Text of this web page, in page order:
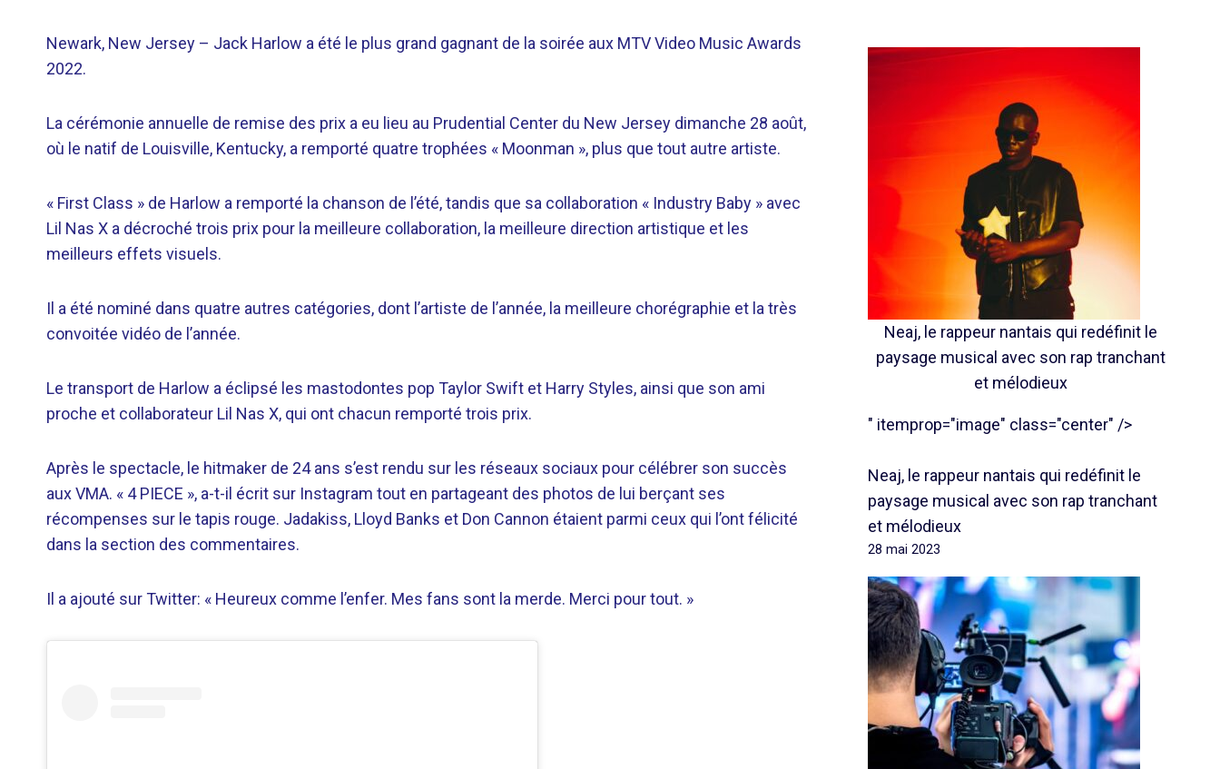
Newark, New Jersey – Jack Harlow a été le plus grand gagnant de la soirée aux MTV Video Music Awards
2022.
La cérémonie annuelle de remise des prix a eu lieu au Prudential Center du New Jersey dimanche 28 août,
où le natif de Louisville, Kentucky, a remporté quatre trophées « Moonman », plus que tout autre artiste.
« First Class » de Harlow a remporté la chanson de l’été, tandis que sa collaboration « Industry Baby » avec
Lil Nas X a décroché trois prix pour la meilleure collaboration, la meilleure direction artistique et les
meilleurs effets visuels.
Il a été nominé dans quatre autres catégories, dont l’artiste de l’année, la meilleure chorégraphie et la très
convoitée vidéo de l’année.
Le transport de Harlow a éclipsé les mastodontes pop Taylor Swift et Harry Styles, ainsi que son ami
proche et collaborateur Lil Nas X, qui ont chacun remporté trois prix.
Après le spectacle, le hitmaker de 24 ans s’est rendu sur les réseaux sociaux pour célébrer son succès
aux VMA. « 4 PIECE », a-t-il écrit sur Instagram tout en partageant des photos de lui berçant ses
récompenses sur le tapis rouge. Jadakiss, Lloyd Banks et Don Cannon étaient parmi ceux qui l’ont félicité
dans la section des commentaires.
Il a ajouté sur Twitter: « Heureux comme l’enfer. Mes fans sont la merde. Merci pour tout. »
Neaj, le rappeur nantais qui redéfinit le
paysage musical avec son rap tranchant
et mélodieux
" itemprop="image" class="center" />
Neaj, le rappeur nantais qui redéfinit le
paysage musical avec son rap tranchant
et mélodieux
28 mai 2023